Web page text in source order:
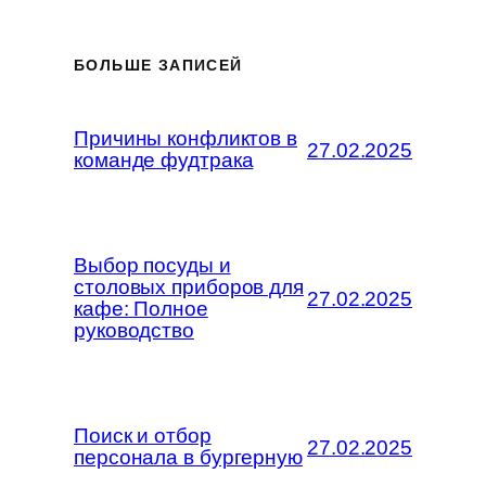
БОЛЬШЕ ЗАПИСЕЙ
Причины конфликтов в
команде фудтрака
27.02.2025
Выбор посуды и
столовых приборов для
кафе: Полное
руководство
27.02.2025
Поиск и отбор
персонала в бургерную 27.02.2025